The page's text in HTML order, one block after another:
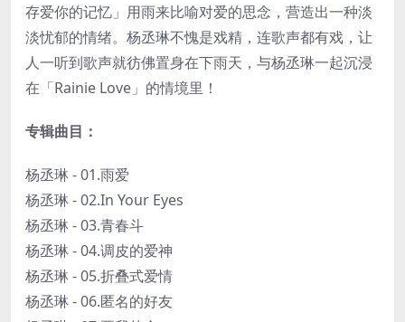
存爱你的记忆」用雨来比喻对爱的思念，营造出一种淡
淡忧郁的情绪。杨丞琳不愧是戏精，连歌声都有戏，让
人一听到歌声就彷佛置身在下雨天，与杨丞琳一起沉浸
在「Rainie Love」的情境里！
专辑曲目：
杨丞琳 - 01.雨爱
杨丞琳 - 02.In Your Eyes
杨丞琳 - 03.青春斗
杨丞琳 - 04.调皮的爱神
杨丞琳 - 05.折叠式爱情
杨丞琳 - 06.匿名的好友